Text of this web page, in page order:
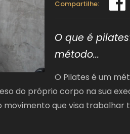
Compartilhe:
O que é
método...
O Pilates é um
do próprio corpo na sua
que visa trabalhar